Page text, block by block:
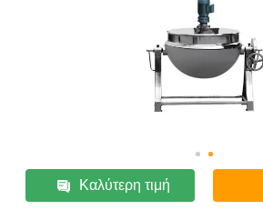
Καλύτερη τιμή